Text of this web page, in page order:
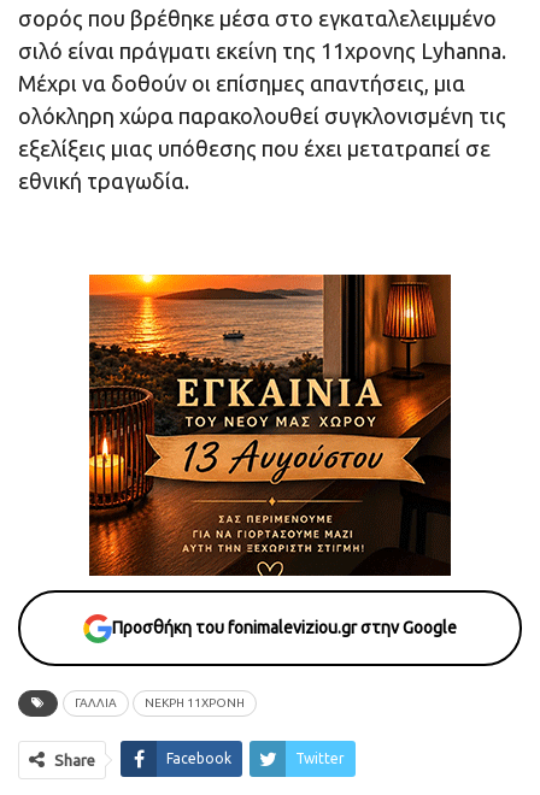
σορός που βρέθηκε μέσα στο εγκαταλελειμμένο
σιλό είναι πράγματι εκείνη της 11χρονης Lyhanna.
Μέχρι να δοθούν οι επίσημες απαντήσεις, μια
ολόκληρη χώρα παρακολουθεί συγκλονισμένη τις
εξελίξεις μιας υπόθεσης που έχει μετατραπεί σε
εθνική τραγωδία.
Προσθήκη του fonimaleviziou.gr στην Google
ΓΑΛΛΙΑ ΝΕΚΡΗ 11ΧΡΟΝΗ
Share Facebook Twitter